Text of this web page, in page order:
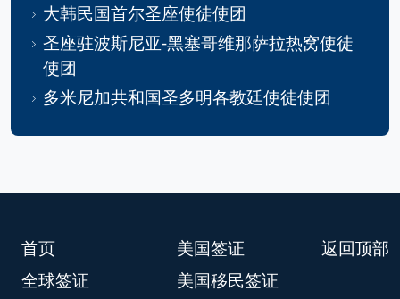
大韩民国首尔圣座使徒使团
圣座驻波斯尼亚-黑塞哥维那萨拉热窝使徒
使团
多米尼加共和国圣多明各教廷使徒使团
返回顶部
首页
全球签证
美国签证
美国移民签证